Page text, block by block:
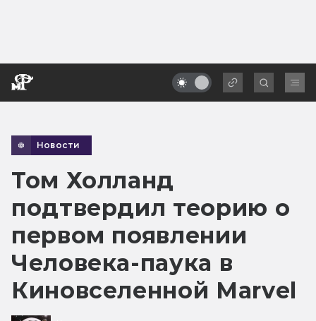
Новости
Том Холланд
подтвердил теорию о
первом появлении
Человека-паука в
Киновселенной Marvel